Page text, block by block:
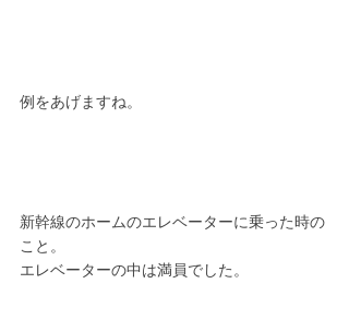
例をあげますね。
新幹線のホームのエレベーターに乗った時の
こと。
エレベーターの中は満員でした。